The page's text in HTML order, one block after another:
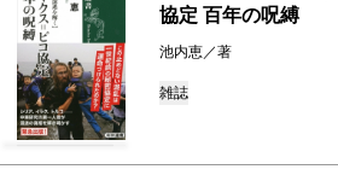
協定 百年の呪縛
池内恵／著
雑誌